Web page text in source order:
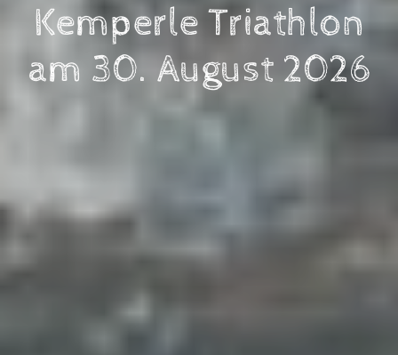
Kemperle Triathlon
am 30. August 2026